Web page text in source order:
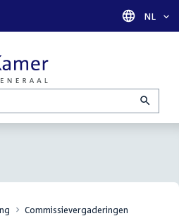
Taal
NL
Commissievergaderingen